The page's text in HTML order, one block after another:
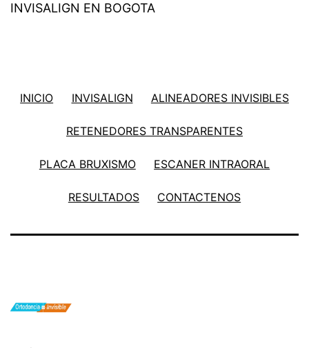
INVISALIGN EN BOGOTA
INICIO INVISALIGN ALINEADORES INVISIBLES
RETENEDORES TRANSPARENTES
PLACA BRUXISMO ESCANER INTRAORAL
RESULTADOS CONTACTENOS